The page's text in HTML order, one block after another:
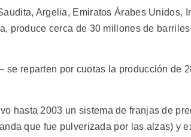
Argelia, Emiratos Árabes Unidos,
produce cerca de 30 millones de
reparten por cuotas la producción de
hasta 2003 un sistema de franjas de
que fue pulverizada por las alzas) y